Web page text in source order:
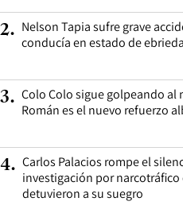
2. Nelson Tapia sufre grave
conducía en estado de
3. Colo Colo sigue golpeando al
Román es el nuevo refuerzo
4. Carlos Palacios rompe el
investigación por narcotráfico
detuvieron a su suegro